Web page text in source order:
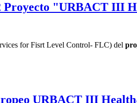
Proyecto "URBACT III
for Fisrt Level Control- FLC) del
URBACT III